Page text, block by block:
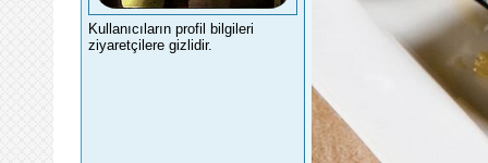
Kullanıcıların profil bilgileri
ziyaretçilere gizlidir.